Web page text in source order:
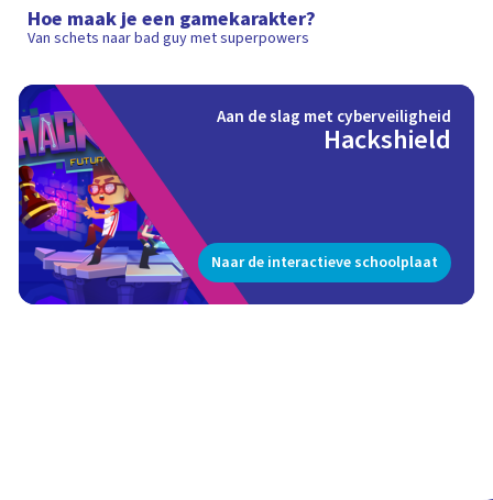
Hoe maak je een gamekarakter?
Van schets naar bad guy met superpowers
Aan de slag met cyberveiligheid
Hackshield
Naar de interactieve schoolplaat